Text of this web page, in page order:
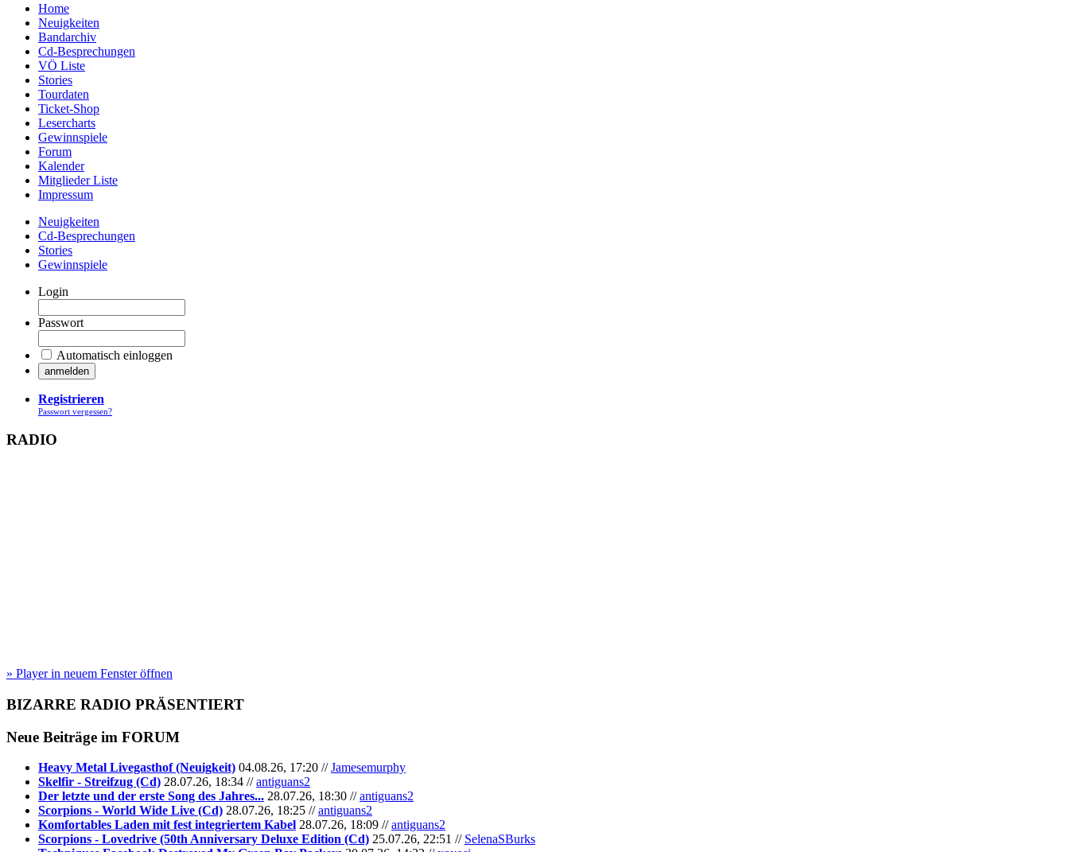
Home
Neuigkeiten
Bandarchiv
Cd-Besprechungen
VÖ Liste
Stories
Tourdaten
Ticket-Shop
Lesercharts
Gewinnspiele
Forum
Kalender
Mitglieder Liste
Impressum
Neuigkeiten
Cd-Besprechungen
Stories
Gewinnspiele
Login
Passwort
Automatisch einloggen
Registrieren
Passwort vergessen?
RADIO
» Player in neuem Fenster öffnen
BIZARRE RADIO PRÄSENTIERT
Neue Beiträge im FORUM
Heavy Metal Livegasthof (Neuigkeit) 04.08.26, 17:20 //Jamesemurphy
Skelfir - Streifzug (Cd) 28.07.26, 18:34 //antiguans2
Der letzte und der erste Song des Jahres... 28.07.26, 18:30 //antiguans2
Scorpions - World Wide Live (Cd) 28.07.26, 18:25 //antiguans2
Komfortables Laden mit fest integriertem Kabel 28.07.26, 18:09 //antiguans2
Scorpions - Lovedrive (50th Anniversary Deluxe Edition (Cd) 25.07.26, 22:51 // SelenaSBurks